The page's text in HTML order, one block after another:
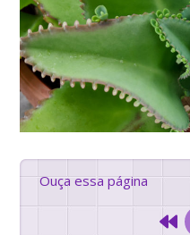
Ouça essa página